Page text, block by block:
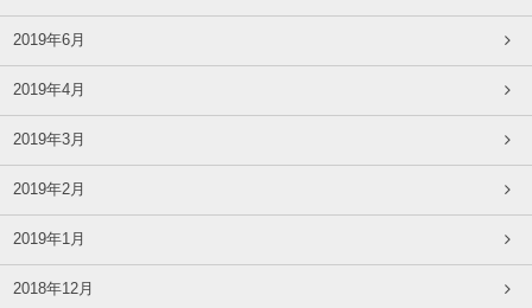
2019年6月
2019年4月
2019年3月
2019年2月
2019年1月
2018年12月